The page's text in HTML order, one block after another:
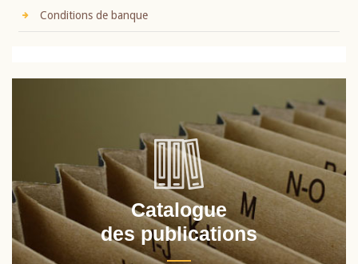
Conditions de banque
Catalogue
des publications